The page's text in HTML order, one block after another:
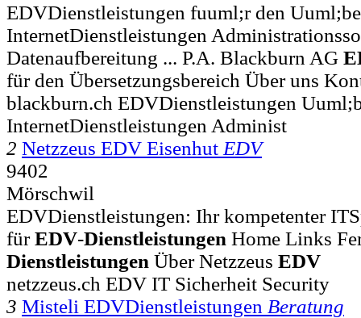
EDVDienstleistungen fuuml;r den
InternetDienstleistungen
Datenaufbereitung ... P.A. Blackburn AG
für den Übersetzungsbereich Über uns
blackburn.ch EDVDienstleistungen
InternetDienstleistungen Administ
2 Netzzeus EDV Eisenhut EDV
9402
Mörschwil
EDVDienstleistungen: Ihr kompetenter
fürEDV-Dienstleistungen Home Links
Dienstleistungen Über Netzzeus EDV
netzzeus.ch EDV IT Sicherheit Security
3 Misteli EDVDienstleistungen Beratung